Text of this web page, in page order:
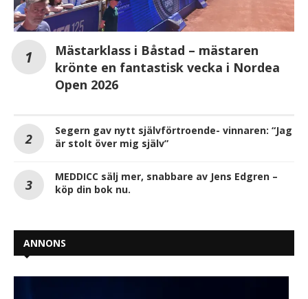
Mästarklass i Båstad – mästaren
krönte en fantastisk vecka i Nordea
Open 2026
Segern gav nytt självförtroende- vinnaren: “Jag
är stolt över mig själv”
MEDDICC sälj mer, snabbare av Jens Edgren –
köp din bok nu.
ANNONS